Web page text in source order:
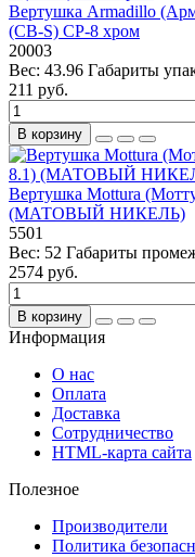
Вертушка Armadillo
(CB-S) CP-8 хром
20003
Вес: 43.96 Габариты
211 руб.
В корзину
Вертушка Mottura
(МАТОВЫЙ НИКЕЛЬ)
5501
Вес: 52 Габариты
2574 руб.
В корзину
Информация
О нас
Оплата
Доставка
Сотрудничество
HTML-карта сайта
Полезное
Производители
Политика